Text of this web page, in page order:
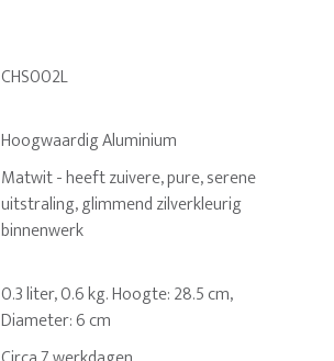
CHS002L
Hoogwaardig Aluminium
Matwit - heeft zuivere, pure, serene
uitstraling, glimmend zilverkleurig
binnenwerk
0.3 liter, 0.6 kg. Hoogte: 28.5 cm,
Diameter: 6 cm